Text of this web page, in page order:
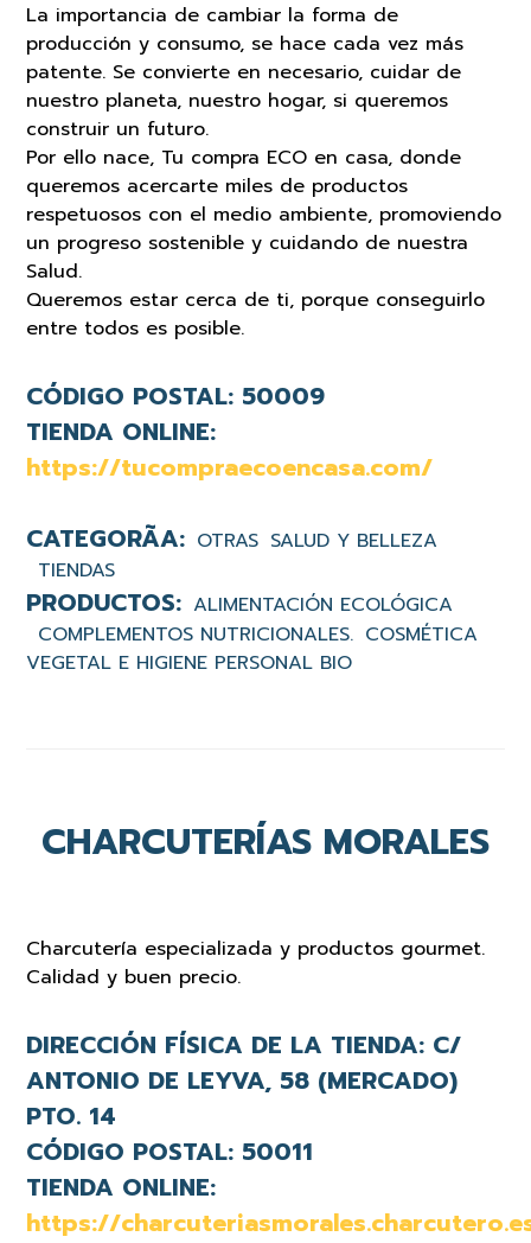
La importancia de cambiar la forma de
producción y consumo, se hace cada vez más
patente. Se convierte en necesario, cuidar de
nuestro planeta, nuestro hogar, si queremos
construir un futuro.
Por ello nace, Tu compra ECO en casa, donde
queremos acercarte miles de productos
respetuosos con el medio ambiente, promoviendo
un progreso sostenible y cuidando de nuestra
Salud.
Queremos estar cerca de ti, porque conseguirlo
entre todos es posible.
CÓDIGO POSTAL: 50009
TIENDA ONLINE:
https://tucompraecoencasa.com/
OTRAS SALUD Y BELLEZA
TIENDAS
ALIMENTACIÓN ECOLÓGICA
COMPLEMENTOS NUTRICIONALES. COSMÉTICA
VEGETAL E HIGIENE PERSONAL BIO
CHARCUTERÍAS MORALES
Charcutería especializada y productos gourmet.
Calidad y buen precio.
DIRECCIÓN FÍSICA DE LA TIENDA: C/
ANTONIO DE LEYVA, 58 (MERCADO)
PTO. 14
CÓDIGO POSTAL: 50011
TIENDA ONLINE:
https://